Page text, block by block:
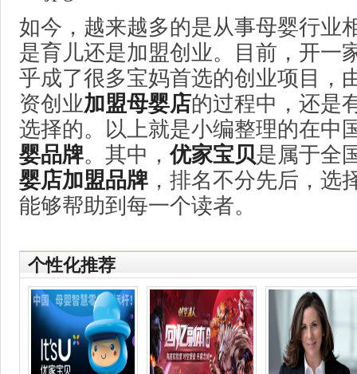
如今，越来越多的是从事母婴行业
是育儿还是加盟创业。目前，开一
乎成了很多宝妈首选的创业项目，
资创业加盟母婴店的过程中，还是
选择的。以上就是小编整理的在中
婴品牌。其中，优家宝贝是属于全
婴店加盟品牌 ，排名不分先后，选
能够帮助到每一个读者。
个性化推荐